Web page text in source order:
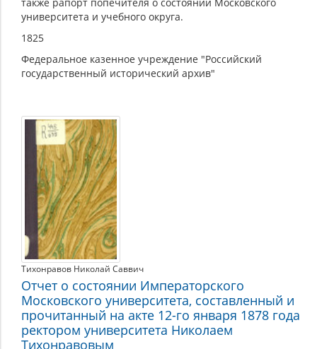
также рапорт попечителя о состоянии Московского
университета и учебного округа.
1825
Федеральное казенное учреждение "Российский
государственный исторический архив"
Тихонравов Николай Саввич
Отчет о состоянии Императорского
Московского университета, составленный и
прочитанный на акте 12-го января 1878 года
ректором университета Николаем
Тихонравовым